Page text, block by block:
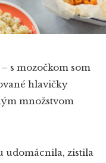
s mozočkom som
hlavičky
množstvom
udomácnila, zistila